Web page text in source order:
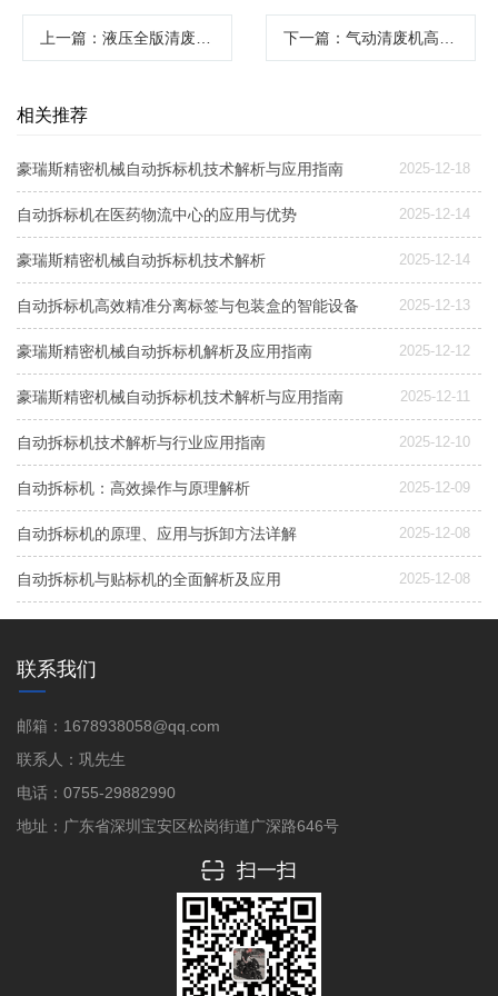
上一篇 ：液压全版清废机：高效生产的得力助手 下一篇 ：气动清废机高效清废的首选工具
相关推荐
豪瑞斯精密机械自动拆标机技术解析与应用指南 2025-12-18
自动拆标机在医药物流中心的应用与优势 2025-12-14
豪瑞斯精密机械自动拆标机技术解析 2025-12-14
自动拆标机高效精准分离标签与包装盒的智能设备 2025-12-13
豪瑞斯精密机械自动拆标机解析及应用指南 2025-12-12
豪瑞斯精密机械自动拆标机技术解析与应用指南 2025-12-11
自动拆标机技术解析与行业应用指南 2025-12-10
自动拆标机：高效操作与原理解析 2025-12-09
自动拆标机的原理、应用与拆卸方法详解 2025-12-08
自动拆标机与贴标机的全面解析及应用 2025-12-08
联系我们
邮箱：1678938058@qq.com
联系人：巩先生
电话：0755-29882990
地址：广东省深圳宝安区松岗街道广深路646号
扫一扫